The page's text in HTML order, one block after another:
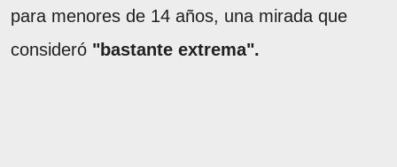
para menores de 14 años, una mirada que
consideró "bastante extrema".